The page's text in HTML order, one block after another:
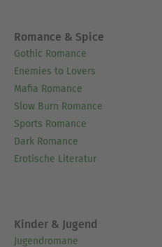
Romance & Spice
Gothic Romance
Enemies to Lovers
Mafia Romance
Slow Burn Romance
Sports Romance
Dark Romance
Erotische Literatur
Kinder & Jugend
Jugendromane